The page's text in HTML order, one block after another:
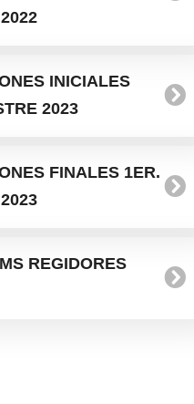
INICIALES
2023
FINALES 1ER.
REGIDORES